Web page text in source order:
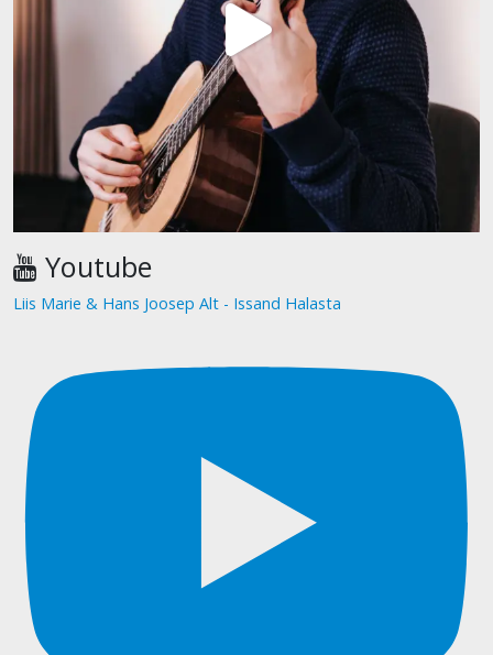
Youtube
Liis Marie & Hans Joosep Alt - Issand Halasta